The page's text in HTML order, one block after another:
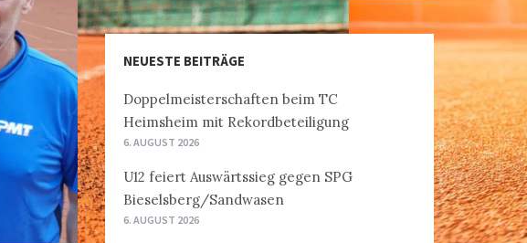
NEUESTE BEITRÄGE
Doppelmeisterschaften beim TC
Heimsheim mit Rekordbeteiligung
6. AUGUST 2026
U12 feiert Auswärtssieg gegen SPG
Bieselsberg/Sandwasen
6. AUGUST 2026